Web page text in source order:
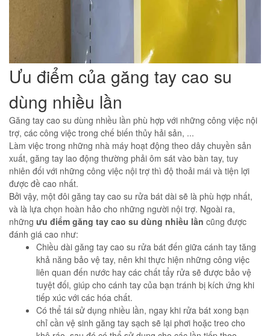
Ưu điểm của găng tay cao su
dùng nhiều lần
Găng tay cao su dùng nhiều lần phù hợp với những công việc nội
trợ, các công việc trong chế biến thủy hải sản, ...
Làm việc trong những nhà máy hoạt động theo dây chuyền sản
xuất, găng tay lao động thường phải ôm sát vào bàn tay, tuy
nhiên đối với những công việc nội trợ thì độ thoải mái và tiện lợi
được đề cao nhất.
Bởi vậy, một đôi găng tay cao su rửa bát dài sẽ là phù hợp nhất,
và là lựa chọn hoàn hảo cho những người nội trợ. Ngoài ra,
những ưu điểm găng tay cao su dùng nhiều lần cũng được
đánh giá cao như:
Chiều dài găng tay cao su rửa bát đến giữa cánh tay tăng
khả năng bảo vệ tay, nên khi thực hiện những công việc
liên quan đến nước hay các chất tẩy rửa sẽ được bảo vệ
tuyệt đối, giúp cho cánh tay của bạn tránh bị kích ứng khi
tiếp xúc với các hóa chất.
Có thể tái sử dụng nhiều lần, ngay khi rửa bát xong bạn
chỉ cần vệ sinh găng tay sạch sẽ lại phơi hoặc treo cho